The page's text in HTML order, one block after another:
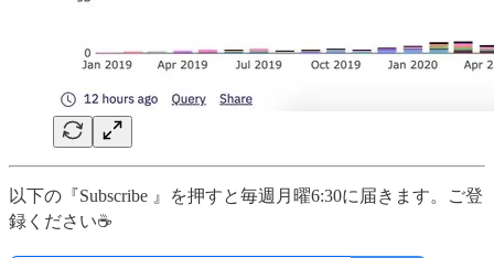
以下の『Subscribe 』を押すと毎週月曜6:30に届きます。ご登
録ください☕